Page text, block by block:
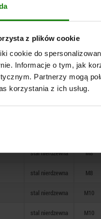
z plików cookie
cookie do
Informacje o tym, jak
Partnerzy mogą
korzystania z ich usług.
stal
stal M12
stal
stal M16
stal nierdzewna M8
stal nierdzewna M8
stal nierdzewna M10
stal nierdzewna M10